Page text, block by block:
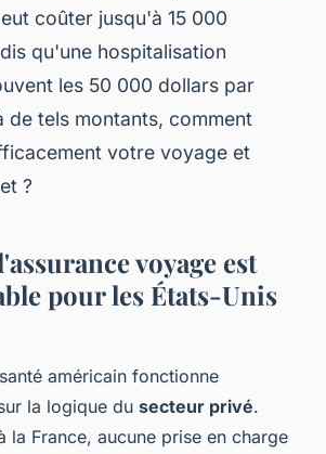
coûter jusqu'à 15 000
qu'une hospitalisation
les 50 000 dollars par
de tels montants, comment
votre voyage et
?
voyage est
pour les États-Unis
américain fonctionne
la logique du secteur privé.
la France, aucune prise en charge